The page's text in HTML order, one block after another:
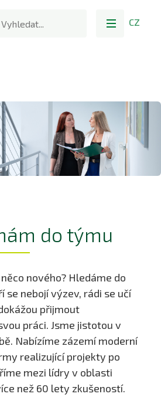
CZ
do týmu
nového? Hledáme do
se nebojí výzev, rádi se učí
přijmout
práci. Jsme jistotou v
Nabízíme zázemí moderní
realizující projekty po
mezi lídry v oblasti
než 60 lety zkušeností.